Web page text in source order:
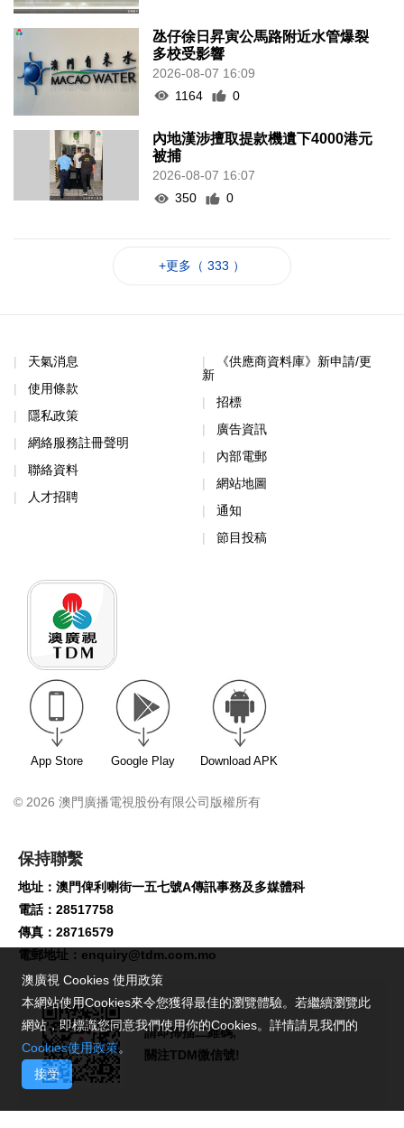
氹仔徐日昇寅公馬路附近水管爆裂
多校受影響
2026-08-07 16:09
1164
0
內地漢涉擅取提款機遺下4000港元
被捕
2026-08-07 16:07
350
0
+更多（ 333 ）
天氣消息
使用條款
隱私政策
網絡服務註冊聲明
聯絡資料
人才招聘
《供應商資料庫》新申請/更
新
招標
廣告資訊
內部電郵
網站地圖
通知
節目投稿
App Store Google Play Download APK
© 2026 澳門廣播電視股份有限公司版權所有
保持聯繫
地址：澳門俾利喇街一五七號A傳訊事務及多媒體科
電話：28517758
傳真：28716579
電郵地址： enquiry@tdm.com.mo
請即掃描二維碼,
關注TDM微信號!
澳廣視 Cookies 使用政策
本網站使用Cookies來令您獲得最佳的瀏覽體驗。若繼續瀏覽此
網站，即標識您同意我們使用你的Cookies。詳情請見我們的
Cookies使用政策。
接受